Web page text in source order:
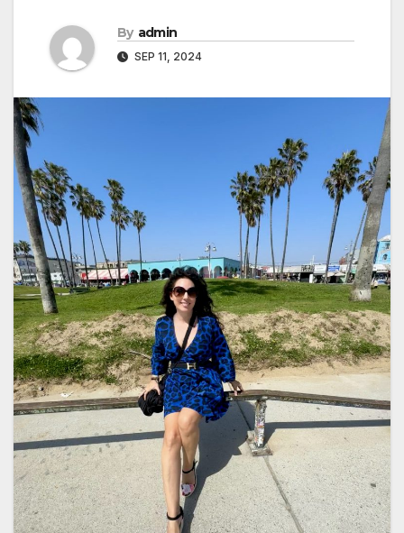
By admin
SEP 11, 2024